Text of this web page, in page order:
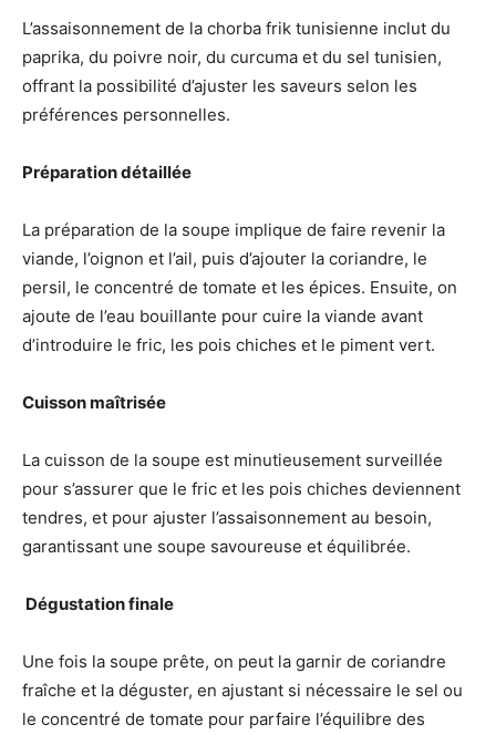
L’assaisonnement de la chorba frik tunisienne inclut du
paprika, du poivre noir, du curcuma et du sel tunisien,
offrant la possibilité d’ajuster les saveurs selon les
préférences personnelles.
Préparation détaillée
La préparation de la soupe implique de faire revenir la
viande, l’oignon et l’ail, puis d’ajouter la coriandre, le
persil, le concentré de tomate et les épices. Ensuite, on
ajoute de l’eau bouillante pour cuire la viande avant
d’introduire le fric, les pois chiches et le piment vert.
Cuisson maîtrisée
La cuisson de la soupe est minutieusement surveillée
pour s’assurer que le fric et les pois chiches deviennent
tendres, et pour ajuster l’assaisonnement au besoin,
garantissant une soupe savoureuse et équilibrée.
️ Dégustation finale
Une fois la soupe prête, on peut la garnir de coriandre
fraîche et la déguster, en ajustant si nécessaire le sel ou
le concentré de tomate pour parfaire l’équilibre des